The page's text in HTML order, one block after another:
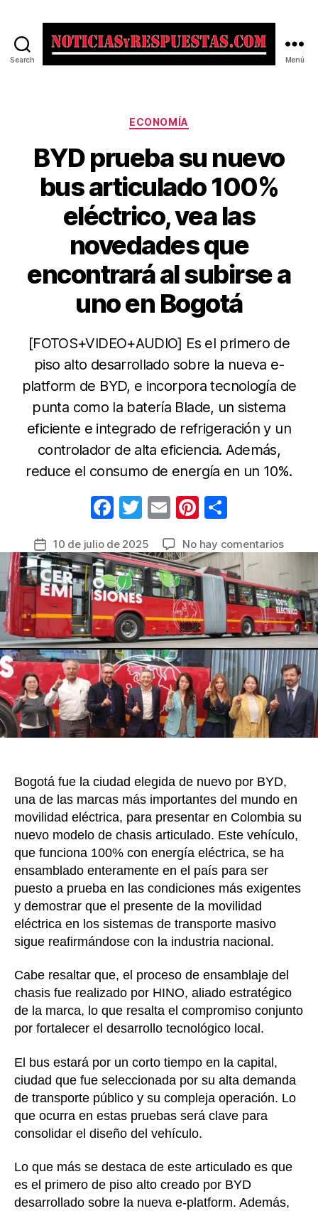
Search Menú
Categorías
ECONOMÍA
BYD prueba su nuevo
bus articulado 100%
eléctrico, vea las
novedades que
encontrará al subirse a
uno en Bogotá
[FOTOS+VIDEO+AUDIO] Es el primero de
piso alto desarrollado sobre la nueva e-
platform de BYD, e incorpora tecnología de
punta como la batería Blade, un sistema
eficiente e integrado de refrigeración y un
controlador de alta eficiencia. Además,
reduce el consumo de energía en un 10%.
F
c
e
b
o
o
k
T
itt
er
E
ail
Pi
er
e
st
m
p
ar
tir
Fecha
de
la
entrada
10 de julio de 2025 No hay comentariosen
prueba
su
nuevo
bus
100%
vea
las
que
en
Bogotá fue la ciudad elegida de nuevo por BYD,
una de las marcas más importantes del mundo en
movilidad eléctrica, para presentar en Colombia su
nuevo modelo de chasis articulado. Este vehículo,
que funciona 100% con energía eléctrica, se ha
ensamblado enteramente en el país para ser
puesto a prueba en las condiciones más exigentes
y demostrar que el presente de la movilidad
eléctrica en los sistemas de transporte masivo
sigue reafirmándose con la industria nacional.
Cabe resaltar que, el proceso de ensamblaje del
chasis fue realizado por HINO, aliado estratégico
de la marca, lo que resalta el compromiso conjunto
por fortalecer el desarrollo tecnológico local.
El bus estará por un corto tiempo en la capital,
ciudad que fue seleccionada por su alta demanda
de transporte público y su compleja operación. Lo
que ocurra en estas pruebas será clave para
consolidar el diseño del vehículo.
Lo que más se destaca de este articulado es que
es el primero de piso alto creado por BYD
desarrollado sobre la nueva e-platform. Además,